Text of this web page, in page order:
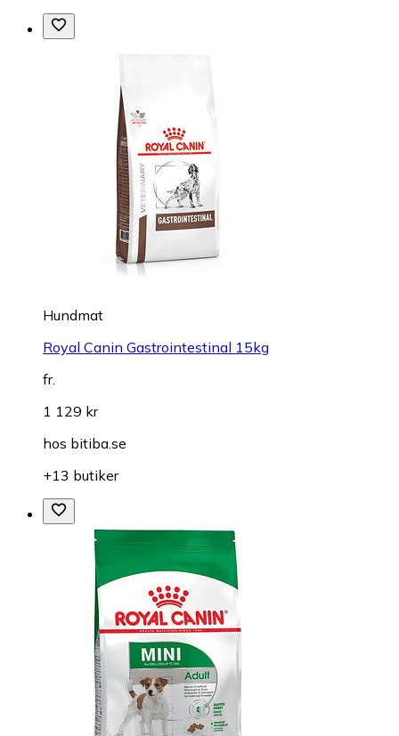
Hundmat
Royal Canin Gastrointestinal 15kg
fr.
1 129 kr
hos bitiba.se
+13 butiker